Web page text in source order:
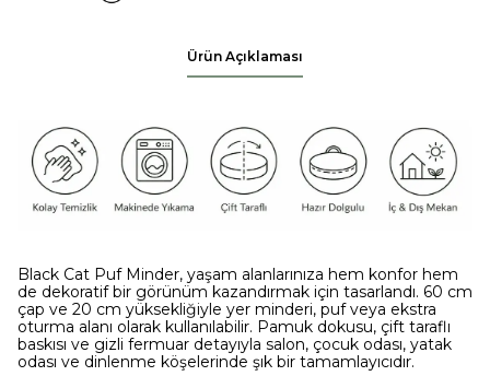
Ürün Açıklaması
Black Cat Puf Minder, yaşam alanlarınıza hem konfor hem
de dekoratif bir görünüm kazandırmak için tasarlandı. 60 cm
çap ve 20 cm yüksekliğiyle yer minderi, puf veya ekstra
oturma alanı olarak kullanılabilir. Pamuk dokusu, çift taraflı
baskısı ve gizli fermuar detayıyla salon, çocuk odası, yatak
odası ve dinlenme köşelerinde şık bir tamamlayıcıdır.